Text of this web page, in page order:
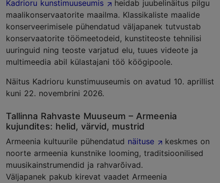
Kadrioru kunstimuuseumis
heidab juubelinäitus pilgu
maalikonservaatorite maailma. Klassikaliste maalide
konserveerimisele pühendatud väljapanek tutvustab
konservaatorite töömeetodeid, kunstiteoste tehnilisi
uuringuid ning teoste varjatud elu, tuues videote ja
multimeedia abil külastajani töö köögipoole.
Näitus Kadrioru kunstimuuseumis on avatud 10. aprillist
kuni 22. novembrini 2026.
Tallinna Rahvaste Muuseum – Armeenia
kujundites: helid, värvid, mustrid
Armeenia kultuurile pühendatud näituse
keskmes on
noorte armeenia kunstnike looming, traditsioonilised
muusikainstrumendid ja rahvarõivad.
Väljapanek pakub kirevat vaadet Armeenia